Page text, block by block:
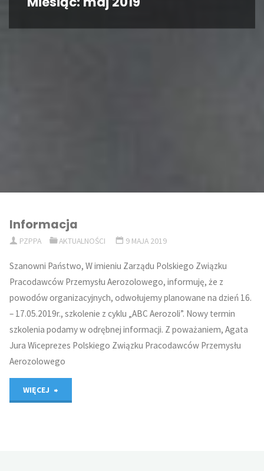
Informacja
PZPPA AKTUALNOŚCI 9 MAJA 2019
Szanowni Państwo, W imieniu Zarządu Polskiego Związku
Pracodawców Przemysłu Aerozolowego, informuję, że z
powodów organizacyjnych, odwołujemy planowane na dzień 16.
– 17.05.2019r., szkolenie z cyklu „ABC Aerozoli”. Nowy termin
szkolenia podamy w odrębnej informacji. Z poważaniem, Agata
Jura Wiceprezes Polskiego Związku Pracodawców Przemysłu
Aerozolowego
WIĘCEJ